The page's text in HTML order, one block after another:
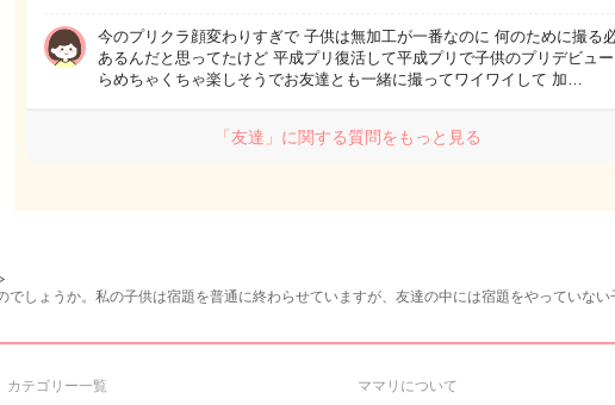
今のプリクラ顔変わりすぎで 子供は無加工が一番なのに 何のために撮る
あるんだと思ってたけど 平成プリ復活して平成プリで子供のプリデビュ
らめちゃくちゃ楽しそうでお友達とも一緒に撮ってワイワイして 加…
「友達」に関する質問をもっと見る
でしょうか。私の子供は宿題を普通に終わらせていますが、友達の中には宿題をやっていな
カテゴリー一覧 ママリについて